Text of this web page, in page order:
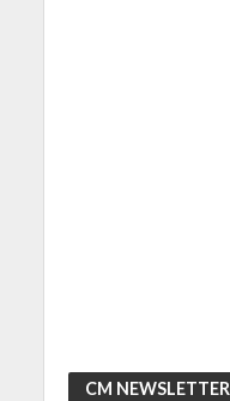
CM NEWSLETTER